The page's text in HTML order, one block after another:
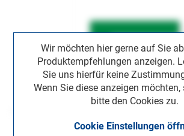
Wir möchten hier gerne auf Sie
Produktempfehlungen anzeigen.
Sie uns hierfür keine
Wenn Sie diese anzeigen
bitte den Cookies zu.
Cookie Einstellungen